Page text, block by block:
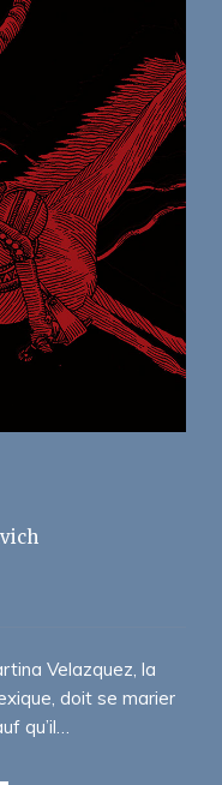
Velazquez, la
doit se marier
qu’il…